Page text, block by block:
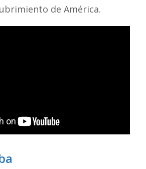
de América.